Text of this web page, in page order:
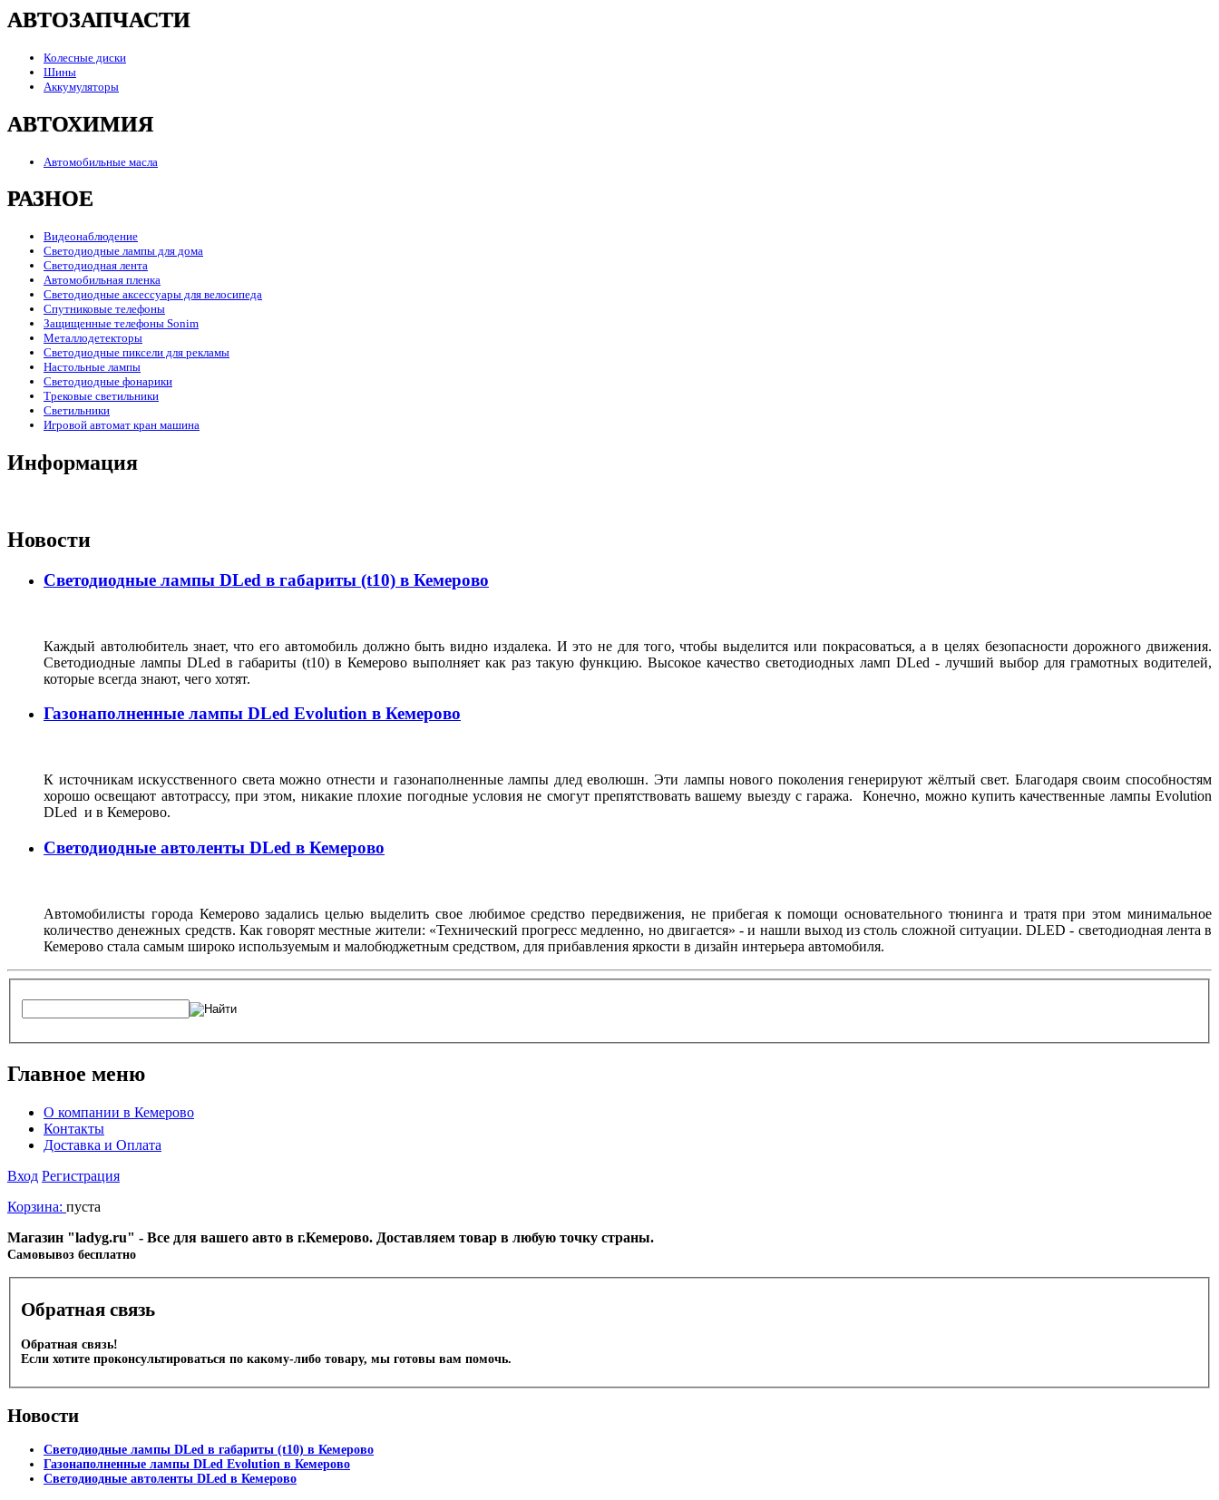
АВТОЗАПЧАСТИ
Колесные диски
Шины
Аккумуляторы
АВТОХИМИЯ
Автомобильные масла
РАЗНОЕ
Видеонаблюдение
Светодиодные лампы для дома
Светодиодная лента
Автомобильная пленка
Светодиодные аксессуары для велосипеда
Спутниковые телефоны
Защищенные телефоны Sonim
Металлодетекторы
Светодиодные пиксели для рекламы
Настольные лампы
Светодиодные фонарики
Трековые светильники
Светильники
Игровой автомат кран машина
Информация
Новости
Светодиодные лампы DLed в габариты (t10) в Кемерово
Каждый автолюбитель знает, что его автомобиль должно быть видно издалека. И это не для того, чтобы выделится или покрасоваться, а в целях безопасности дорожного движения.
Светодиодные лампы DLed в габариты (t10) в Кемерово выполняет как раз такую функцию. Высокое качество светодиодных ламп DLed - лучший выбор для грамотных водителей,
которые всегда знают, чего хотят.
Газонаполненные лампы DLed Evolution в Кемерово
К источникам искусственного света можно отнести и газонаполненные лампы длед еволюшн. Эти лампы нового поколения генерируют жёлтый свет. Благодаря своим способностям
хорошо освещают автотрассу, при этом, никакие плохие погодные условия не смогут препятствовать вашему выезду с гаража. Конечно, можно купить качественные лампы Evolution
DLed и в Кемерово.
Светодиодные автоленты DLed в Кемерово
Автомобилисты города Кемерово задались целью выделить свое любимое средство передвижения, не прибегая к помощи основательного тюнинга и тратя при этом минимальное
количество денежных средств. Как говорят местные жители: «Технический прогресс медленно, но двигается» - и нашли выход из столь сложной ситуации. DLED - cветодиодная лента в
Кемерово стала самым широко используемым и малобюджетным средством, для прибавления яркости в дизайн интерьера автомобиля.
Главное меню
О компании в Кемерово
Контакты
Доставка и Оплата
Вход Регистрация
Корзина: пуста
Магазин "ladyg.ru" - Все для вашего авто в г.Кемерово. Доставляем товар в любую точку страны.
Cамовывоз бесплатно
Обратная связь
Обратная связь!
Если хотите проконсультироваться по какому-либо товару, мы готовы вам помочь.
Новости
Светодиодные лампы DLed в габариты (t10) в Кемерово
Газонаполненные лампы DLed Evolution в Кемерово
Светодиодные автоленты DLed в Кемерово